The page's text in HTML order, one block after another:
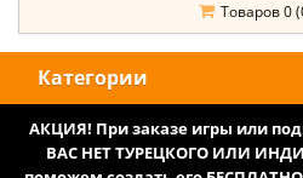
Товаров 0
Категории
АКЦИЯ! При заказе игры или
ВАС НЕТ ТУРЕЦКОГО ИЛИ